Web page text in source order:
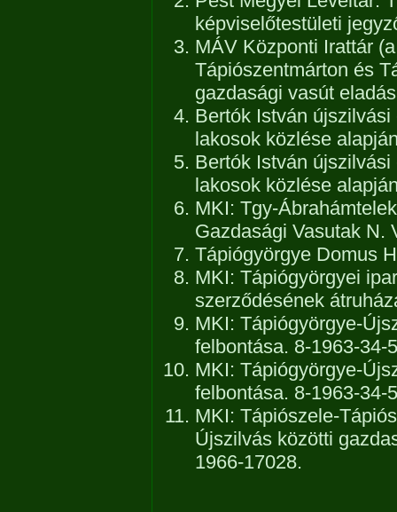
képviselőtestületi
MÁV Központi Irattár
Tápiószentmárton és
gazdasági vasút
Bertók István
lakosok közlése
Bertók István
lakosok közlése
MKI: Tgy-
Gazdasági Vasutak N.
Tápiógyörgye Domus
MKI: Tápiógyörgyei
szerződésének
MKI: Tápiógyörgye-
felbontása. 8-1963-34-
MKI: Tápiógyörgye-
felbontása. 8-1963-34-
MKI: Tápiószele-
Újszilvás közötti
1966-17028.